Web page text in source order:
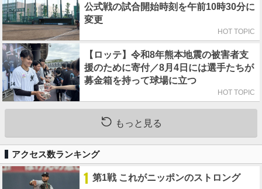
公式戦の試合開始時刻を午前10時30分に
変更
HOT TOPIC
【ロッテ】令和8年熊本地震の被害者支
援のために寄付／8月4日には選手たちが
募金箱を持って球場に立つ
HOT TOPIC
もっと見る
アクセス数ランキング
1 第1戦 これがニッポンのストロング